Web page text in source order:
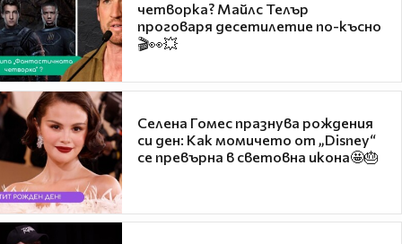
четворка? Майлс Телър
проговаря десетилетие по-късно
🎬👀💥
Селена Гомес празнува рождения
си ден: Как момичето от „Disney“
се превърна в световна икона🤩🎂